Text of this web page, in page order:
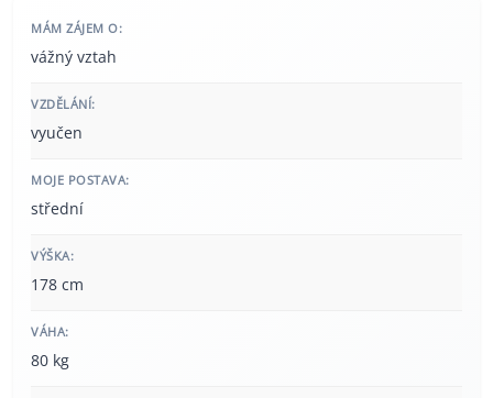
MÁM ZÁJEM O:
vážný vztah
VZDĚLÁNÍ:
vyučen
MOJE POSTAVA:
střední
VÝŠKA:
178 cm
VÁHA:
80 kg